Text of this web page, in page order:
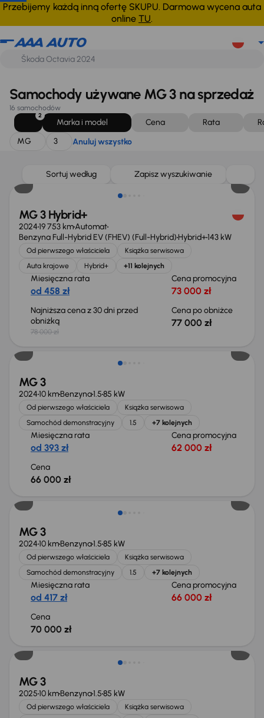
Przebijemy każdą inną ofertę SKUPU. Darmowa wycena auta
online TU.
MG 3 Anuluj wszystko
Samochody używane MG 3 na sprzedaż
16 samochodów
2
Marka i model Cena Rata
MG
3 Anuluj wszystko
Sortuj według Zapisz wyszukiwanie
Taniej o 1 000 zł
MG 3 Hybrid+
202419 753 kmAutomat
Benzyna Full-Hybrid EV (FHEV) (Full-Hybrid) Hybrid+143 kW
Od pierwszego właściciela
Książka serwisowa
Auta krajowe
Hybrid+ +11 kolejnych
Miesięczna rata
od 458 zł
Cena promocyjna
73 000 zł
Najniższa cena z 30 dni przed
obniżką
78 000 zł
Cena po obniżce
77 000 zł
Możliwość odliczenia VAT
MG 3
202410 kmBenzyna1.585 kW
Od pierwszego właściciela
Książka serwisowa
Samochód demonstracyjny
1.5 +7 kolejnych
Miesięczna rata
od 393 zł
Cena promocyjna
62 000 zł
Cena
66 000 zł
Od nowego taniej o 8 965 zł
MG 3
202410 kmBenzyna1.585 kW
Od pierwszego właściciela
Książka serwisowa
Samochód demonstracyjny
1.5 +7 kolejnych
Miesięczna rata
od 417 zł
Cena promocyjna
66 000 zł
Cena
70 000 zł
MG 3
202510 kmBenzyna1.585 kW
Od pierwszego właściciela
Książka serwisowa